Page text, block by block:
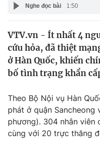
Y tế
Thế giới
Tin tức
Thế giới đó đây
Câu chuyện quốc tế
Kinh tế
Thị trường
Góc doanh nghiệp
Dữ liệu và đời sống
Truyền hình
Nghe đọc bài 1:50
VTV.vn - Ít nhất 4
cứu hỏa, đã thiệt
ở Hàn Quốc, khiến
bố tình trạng khẩn
Theo Bộ Nội vụ Hàn
phát ở quận
phương). 304 nhân viên
cùng với 20 trực thăng